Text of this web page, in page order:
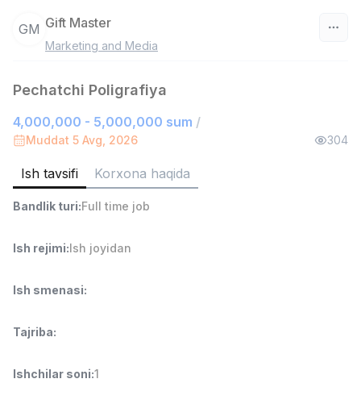
Savdo boshlig'i
ASIAN
Full time job
Ish joyidan
4,280,000 sum/
Do'kon sotuvchisi
3,000,000 - 6,000,000 sum
Full time job
Ish joyidan
GM Gift Master
Marketing and Media
Pechatchi Poligrafiya
4,000,000 - 5,000,000 sum /
Muddat 5 Avg, 2026 304
Ish tavsifi Korxona haqida
Bandlik turi:Full time job
Ish rejimi:Ish joyidan
Ish smenasi:
Tajriba:
Ishchilar soni:1